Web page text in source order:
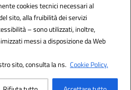
cookies tecnici necessari al
sito, alla fruibilità dei servizi
– sono utilizzati, inoltre,
messi a disposizione da Web
sito, consulta la ns. Cookie Policy.
by 3D Solution S.r.l.
by Designers Italia